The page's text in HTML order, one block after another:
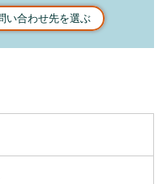
い合わせ先を選ぶ